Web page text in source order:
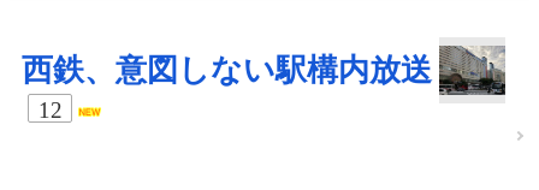
西鉄、意図しない駅構内放送
12